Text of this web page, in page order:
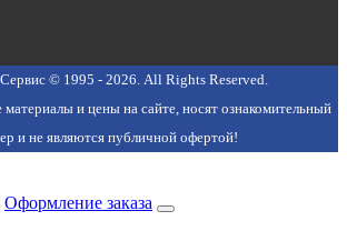
© 1995 - 2026. All Rights Reserved.
и цены на сайте, носят ознакомительный
и не являются публичной офертой!
Оформление заказа